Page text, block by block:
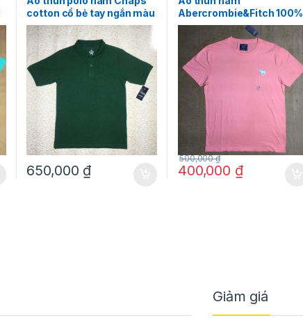
cotton cổ bẻ tay ngắn màu
xanh nước biển size L
650,000 ₫
Abercrombie&Fitch 100%
cotton cổ tròn ngắn tay
màu cà rốt size S chính
hãng hàng mỹ
400,000 ₫
500,000₫
Giảm giá